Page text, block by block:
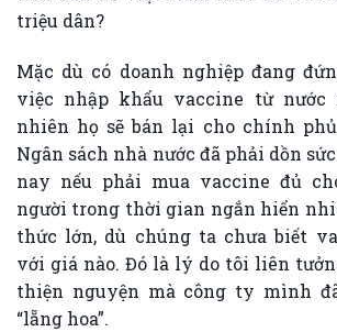
triệu dân?
Mặc dù có doanh nghiệp đang
việc nhập khẩu vaccine từ nước
nhiên họ sẽ bán lại cho chính
Ngân sách nhà nước đã phải dồn
nay nếu phải mua vaccine đủ
người trong thời gian ngắn hiển
thức lớn, dù chúng ta chưa biết
với giá nào. Đó là lý do tôi liên
thiện nguyện mà công ty mình
“lẵng hoa”.